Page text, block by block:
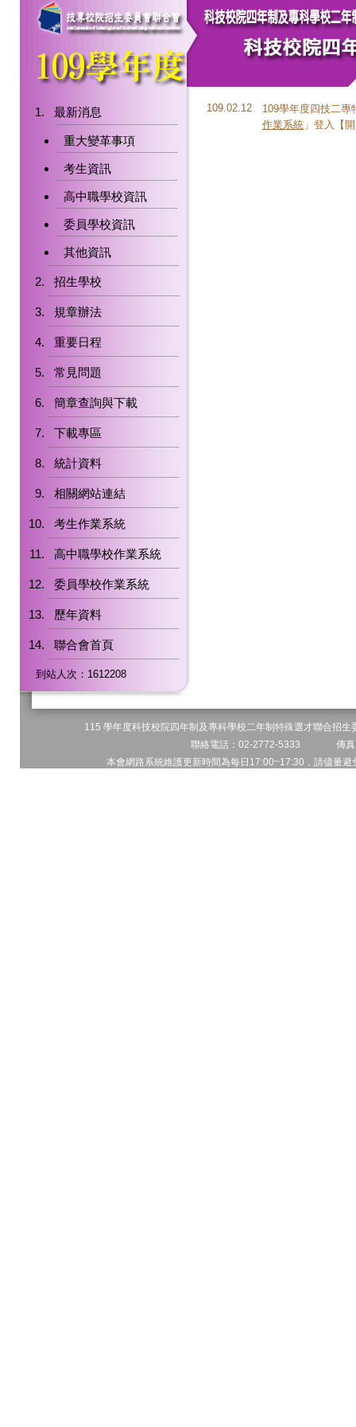
最新消息
重大變革事項
考生資訊
高中職學校資訊
委員學校資訊
其他資訊
招生學校
規章辦法
重要日程
常見問題
簡章查詢與下載
下載專區
統計資料
相關網站連結
考生作業系統
高中職學校作業系統
委員學校作業系統
歷年資料
聯合會首頁
到站人次：1612208
109.02.12
109學年度四技二
作業系統 」登入【
115 學年度科技校院四年制及專科學校二年制特殊選才聯合
聯絡電話：02-2772-5333 傳
本會網路系統維護更新時間為每日17:00~17:30，請儘量